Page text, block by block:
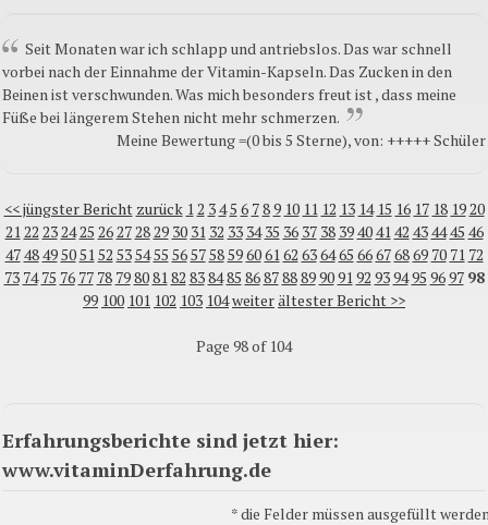
Seit Monaten war ich schlapp und antriebslos. Das war schnell
vorbei nach der Einnahme der Vitamin-Kapseln. Das Zucken in den
Beinen ist verschwunden. Was mich besonders freut ist , dass meine
Füße bei längerem Stehen nicht mehr schmerzen.
Meine Bewertung =(0 bis 5 Sterne), von: +++++ Schüler
<< jüngster Bericht zurück 12 345 6 789 10 11 12 13 14 15 16 17 18 1920
2122 232425 26272829 30 31 32 33 34 35 36 37 38 39404142 434445 46
474849505152 535455 56575859606162 636465 66676869 70 71 72
73 74 75 76 77 78 79808182 838485 86878889909192 939495 9697 98
99 100 101 102 103 104weiterältester Bericht >>
Page 98 of 104
Erfahrungsberichte sind jetzt hier:
www.vitaminDerfahrung.de
*die Felder müssen ausgefüllt